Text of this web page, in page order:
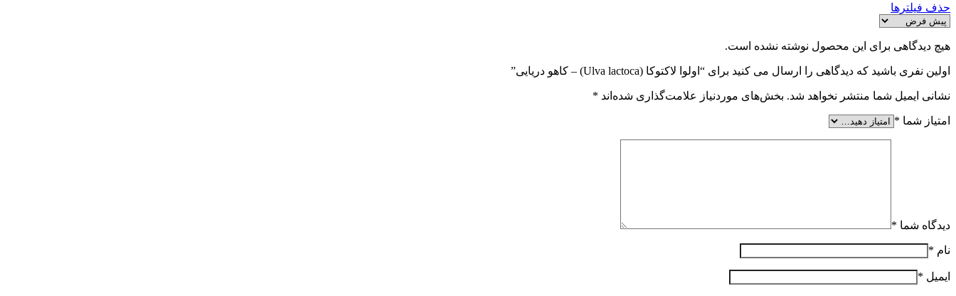
حذف فیلترها
هیچ دیدگاهی برای این محصول نوشته نشده است.
اولین نفری باشید که دیدگاهی را ارسال می کنید برای “اولوا لاکتوکا (Ulva lactoca) – کاهو دریایی”
نشانی ایمیل شما منتشر نخواهد شد. بخش‌های موردنیاز علامت‌گذاری شده‌اند *
امتیاز شما *
دیدگاه شما *
نام *
ایمیل *